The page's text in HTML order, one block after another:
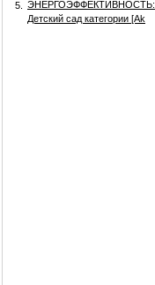
5.
ЭНЕРГОЭФФЕКТИВНОСТЬ:
Детский сад категории [Аk